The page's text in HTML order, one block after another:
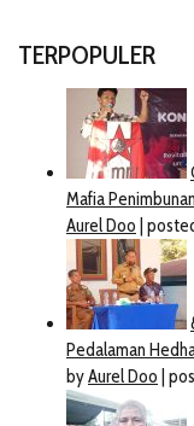
TERPOPULER